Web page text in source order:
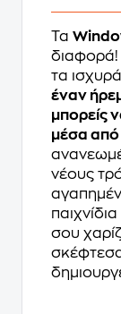
Τα
διαφορά!
τα
έναν
μπορείς
μέσα από
νέους
σου